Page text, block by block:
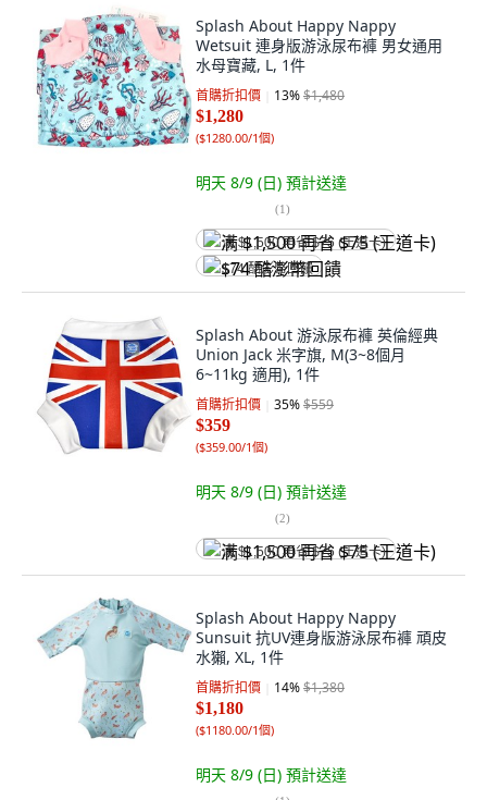
Splash About Happy Nappy
Wetsuit 連身版游泳尿布褲 男女通用
水母寶藏, L, 1件
首購折扣價 13%$1,480
$1,280
($1280.00/1個)
明天 8/9 (日) 預計送達
(1)
满 $1,500 再省 $75 (王道卡)
$74 酷澎幣回饋
Splash About 游泳尿布褲 英倫經典
Union Jack 米字旗, M(3~8個月
6~11kg 適用), 1件
首購折扣價 35%$559
$359
($359.00/1個)
明天 8/9 (日) 預計送達
(2)
满 $1,500 再省 $75 (王道卡)
Splash About Happy Nappy
Sunsuit 抗UV連身版游泳尿布褲 頑皮
水獺, XL, 1件
首購折扣價 14%$1,380
$1,180
($1180.00/1個)
明天 8/9 (日) 預計送達